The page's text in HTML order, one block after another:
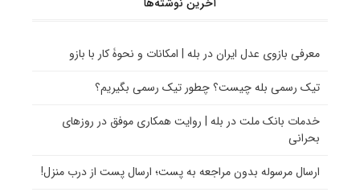
معرفی بازوی عدل ایران در بله | امکانات و نحوۀ کار با بازو
تیک رسمی بله چیست؟ چطور تیک رسمی بگیریم؟
خدمات بانک ملت در بله | روایت همکاری موفق در روزهای
بحرانی
ارسال مرسوله بدون مراجعه به پست؛ ارسال پست از درب منزل!